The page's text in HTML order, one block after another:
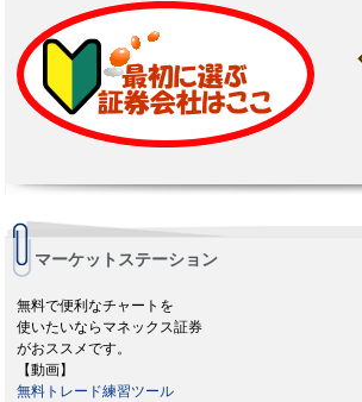
マーケットステーション
無料で便利なチャートを
使いたいならマネックス証券
がおススメです。
【動画】
無料トレード練習ツール